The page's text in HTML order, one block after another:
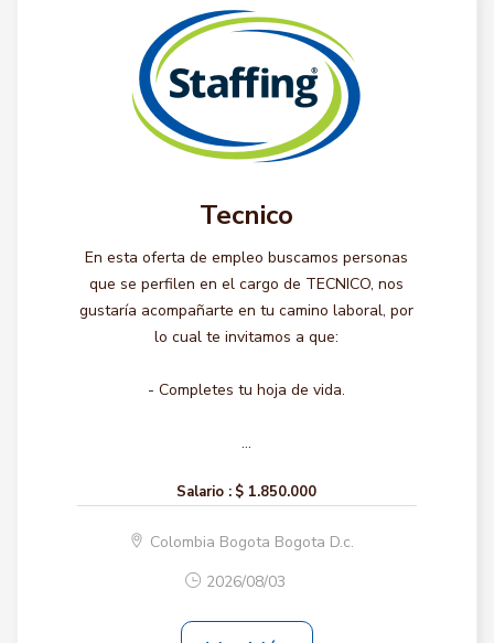
Tecnico
En esta oferta de empleo buscamos personas
que se perfilen en el cargo de TECNICO, nos
gustaría acompañarte en tu camino laboral, por
lo cual te invitamos a que:
- Completes tu hoja de vida.
...
Salario : $ 1.850.000
Colombia Bogota Bogota D.c.
2026/08/03